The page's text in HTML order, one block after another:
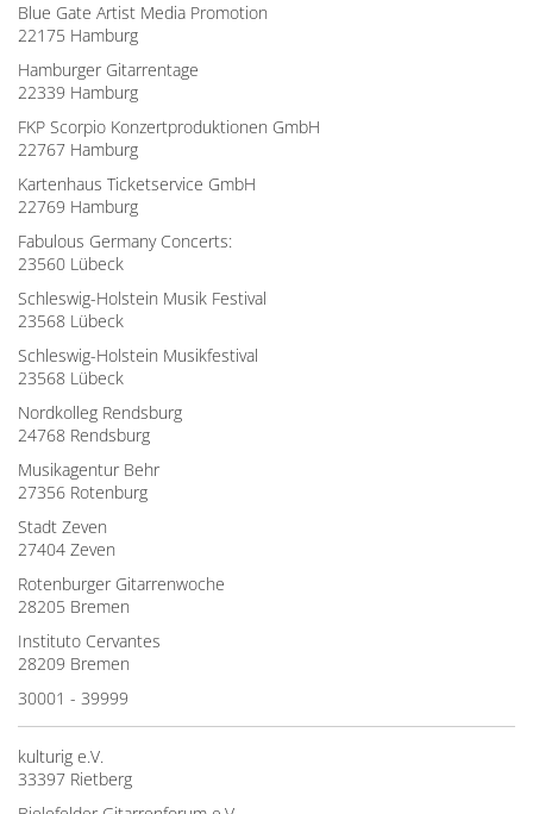
Blue Gate Artist Media Promotion
22175 Hamburg
Hamburger Gitarrentage
22339 Hamburg
FKP Scorpio Konzertproduktionen GmbH
22767 Hamburg
Kartenhaus Ticketservice GmbH
22769 Hamburg
Fabulous Germany Concerts:
23560 Lübeck
Schleswig-Holstein Musik Festival
23568 Lübeck
Schleswig-Holstein Musikfestival
23568 Lübeck
Nordkolleg Rendsburg
24768 Rendsburg
Musikagentur Behr
27356 Rotenburg
Stadt Zeven
27404 Zeven
Rotenburger Gitarrenwoche
28205 Bremen
Instituto Cervantes
28209 Bremen
30001 - 39999
kulturig e.V.
33397 Rietberg